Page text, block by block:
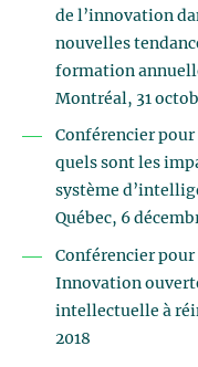
de l’innovation
nouvelles
formation
Montréal, 31
Conférencier pour
quels sont les
système
Québec, 6
Conférencier pour
Innovation
intellectuelle à
2018